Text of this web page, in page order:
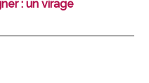
: un virage